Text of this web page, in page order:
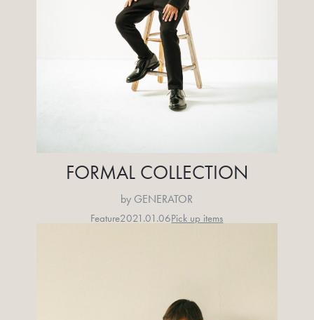
FORMAL COLLECTION
by GENERATOR
Feature2021.01.06Pick up items